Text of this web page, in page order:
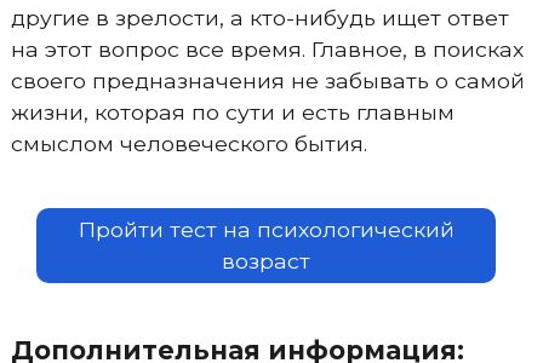
другие в зрелости, а кто-нибудь ищет ответ
на этот вопрос все время. Главное, в поисках
своего предназначения не забывать о самой
жизни, которая по сути и есть главным
смыслом человеческого бытия.
Пройти тест на психологический
возраст
Дополнительная информация: